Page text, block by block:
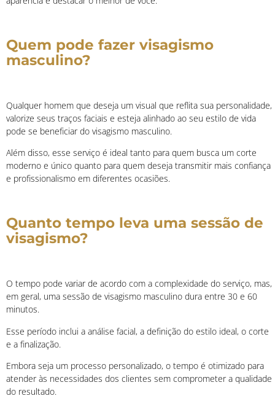
Quem pode fazer visagismo
masculino?
Qualquer homem que deseja um visual que reflita sua personalidade,
valorize seus traços faciais e esteja alinhado ao seu estilo de vida
pode se beneficiar do visagismo masculino.
Além disso, esse serviço é ideal tanto para quem busca um corte
moderno e único quanto para quem deseja transmitir mais confiança
e profissionalismo em diferentes ocasiões.
Quanto tempo leva uma sessão de
visagismo?
O tempo pode variar de acordo com a complexidade do serviço, mas,
em geral, uma sessão de visagismo masculino dura entre 30 e 60
minutos.
Esse período inclui a análise facial, a definição do estilo ideal, o corte
e a finalização.
Embora seja um processo personalizado, o tempo é otimizado para
atender às necessidades dos clientes sem comprometer a qualidade
do resultado.